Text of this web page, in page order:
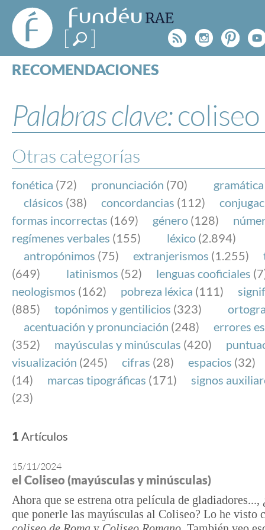
FundéuRAE
- Fundación
del Español
Urgente
Rss
RECOMENDACIONES
ESPECIALES
BLOG
NOTICIAS
SOBRE LA FUNDÉURAE
FundéuRAE es una fundación patrocinada por la
y la Real Academia Española, cuyo objetivo es
el buen uso del español en los medios de
Internet.
Palabras clave:coliseo
Otras categorías
fonética (72) pronunciación (70) gramática
clásicos (38) concordancias (112)
formas incorrectas (169) género (128)
regímenes verbales (155) léxico (2.894)
antropónimos (75) extranjerismos (1.255)
(649)
latinismos (52) lenguas cooficiales
neologismos (162) pobreza léxica (111)
(885)
topónimos y gentilicios (323)
acentuación y pronunciación (248)
errores
(352)
mayúsculas y minúsculas (420)
visualización (245) cifras (28) espacios (32)
(14)
marcas tipográficas (171)
signos
(23)
1 Artículos
15/11/2024
el Coliseo (mayúsculas y minúsculas)
Ahora que se estrena otra película de gladiadores...,
que ponerle las mayúsculas al Coliseo? Lo he visto